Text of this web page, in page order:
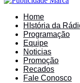
Home
HIstória da
Programação
Equipe
Noticias
Promoção
Recados
Fale Conosco